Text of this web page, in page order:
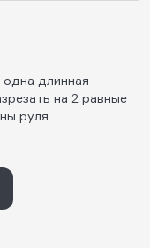
длинная
на 2 равные
руля.